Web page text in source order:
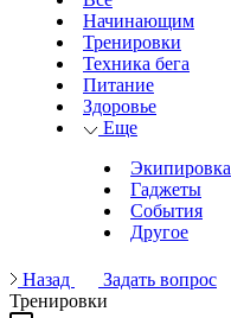
Начинающим
Тренировки
Техника бега
Питание
Здоровье
Еще
Экипировка
Гаджеты
События
Другое
Назад
Задать вопрос
Тренировки